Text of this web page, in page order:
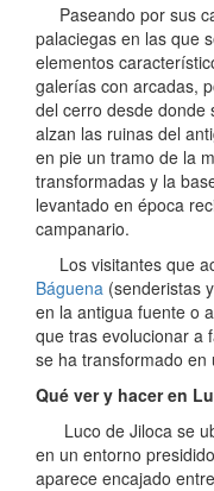
Paseando por sus
palaciegas en las que
elementos
galerías con arcadas,
del cerro desde donde
alzan las ruinas del
en pie un tramo de la
transformadas y la
levantado en época
campanario.
Los visitantes que
Báguena (senderistas
en la antigua fuente o
que tras evolucionar a
se ha transformado
Qué ver y hacer en
Luco de Jiloca se
en un entorno
aparece encajado